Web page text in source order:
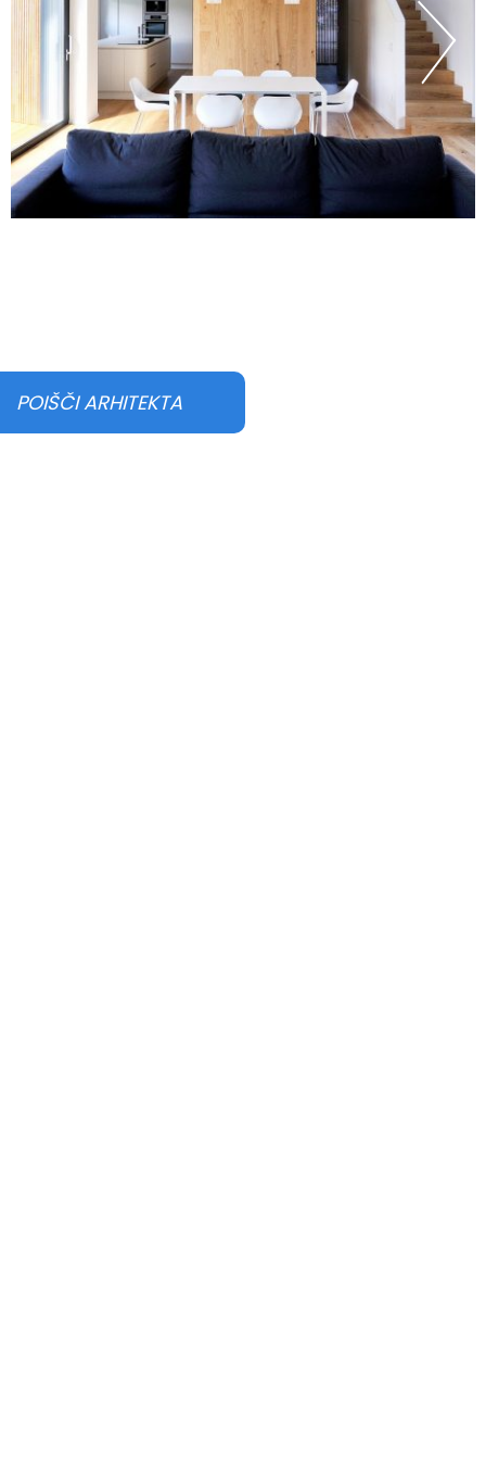
POIŠČI ARHITEKTA